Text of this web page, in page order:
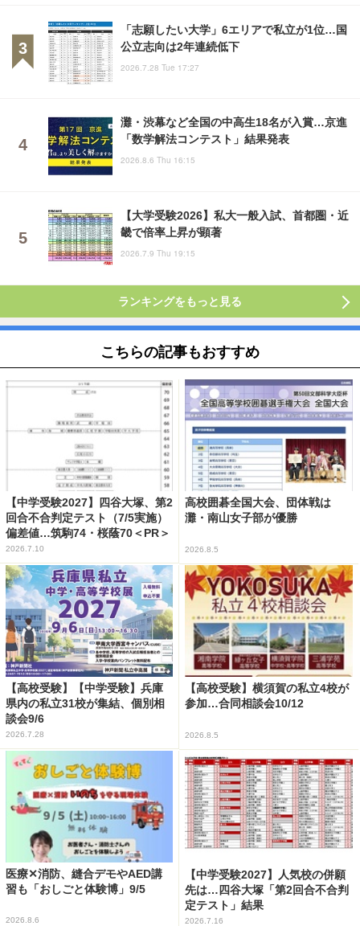
「志願したい大学」6エリアで私立が1位…国
公立志向は2年連続低下
2026.7.28 Tue 17:27
灘・渋幕など全国の中高生18名が入賞…京進
「数学解法コンテスト」結果発表
2026.8.6 Thu 16:15
【大学受験2026】私大一般入試、首都圏・近
畿で倍率上昇が顕著
2026.7.9 Thu 19:15
ランキングをもっと見る
こちらの記事もおすすめ
【中学受験2027】四谷大塚、第2
回合不合判定テスト（7/5実施）
偏差値…筑駒74・桜蔭70＜PR＞
2026.7.10
高校囲碁全国大会、団体戦は
灘・南山女子部が優勝
2026.8.5
【高校受験】【中学受験】兵庫
県内の私立31校が集結、個別相
談会9/6
2026.7.28
【高校受験】横須賀の私立4校が
参加…合同相談会10/12
2026.8.5
医療✕消防、縫合デモやAED講
習も「おしごと体験博」9/5
2026.8.6
【中学受験2027】人気校の併願
先は…四谷大塚「第2回合不合判
定テスト」結果
2026.7.16